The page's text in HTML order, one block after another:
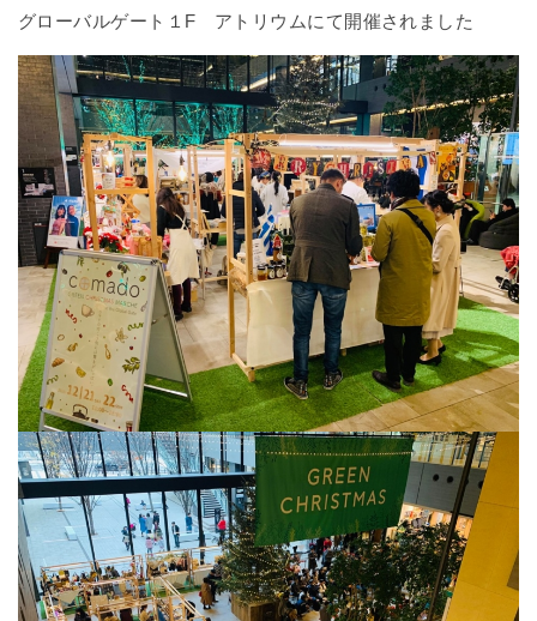
グローバルゲート１F アトリウムにて開催されました